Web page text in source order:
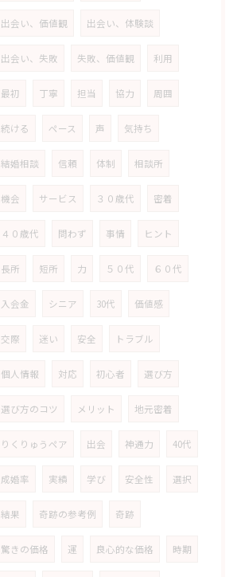
出会い、価値観 出会い、体験談
出会い、失敗 失敗、価値観 利用
最初 丁寧 担当 協力 周囲
続ける ペース 声 気持ち
結婚相談 信頼 体制 相談所
機会 サービス ３０歳代 密着
４０歳代 問わず 事情 ヒント
長所 短所 力 ５０代 ６０代
入会金 シニア 30代 価値感
交際 迷い 安全 トラブル
個人情報 対応 初心者 選び方
選び方のコツ メリット 地元密着
りくりゅうペア 出会 神通力 40代
成婚率 実績 学び 安全性 選択
結果 奇跡の参考例 奇跡
驚きの価格 運 良心的な価格 時期